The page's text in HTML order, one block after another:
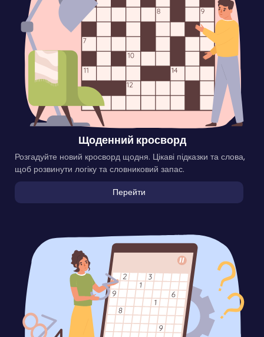
Щоденний кросворд
Розгадуйте новий кросворд щодня. Цікаві підказки та слова,
щоб розвинути логіку та словниковий запас.
Перейти